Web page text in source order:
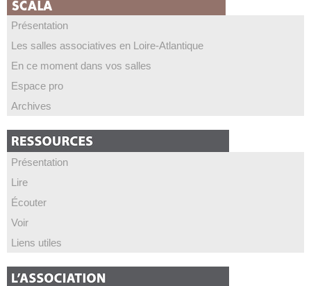
Présentation
Les salles associatives en Loire-Atlantique
En ce moment dans vos salles
Espace pro
Archives
Présentation
Lire
Écouter
Voir
Liens utiles